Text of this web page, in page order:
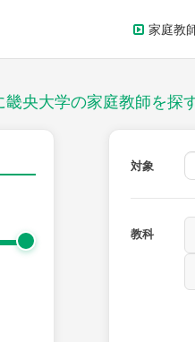
家庭教
央大学の家庭教師を探
対象
教科
保健・